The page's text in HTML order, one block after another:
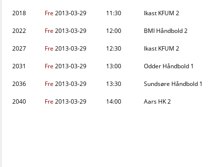
2018 Fre 2013-03-29 11:30 Ikast KFUM 2
2022 Fre 2013-03-29 12:00 BMI Håndbold 2
2027 Fre 2013-03-29 12:30 Ikast KFUM 2
2031 Fre 2013-03-29 13:00 Odder Håndbold 1
2036 Fre 2013-03-29 13:30 Sundsøre Håndbold 1
2040 Fre 2013-03-29 14:00 Aars HK 2